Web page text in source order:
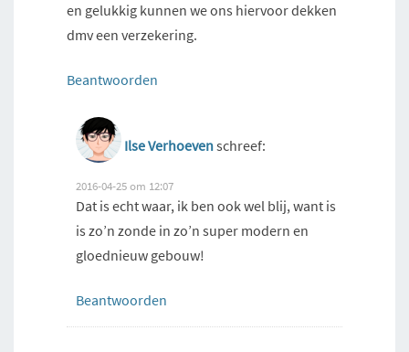
en gelukkig kunnen we ons hiervoor dekken
dmv een verzekering.
Beantwoorden
Ilse Verhoevenschreef:
2016-04-25 om 12:07
Dat is echt waar, ik ben ook wel blij, want is
is zo’n zonde in zo’n super modern en
gloednieuw gebouw!
Beantwoorden